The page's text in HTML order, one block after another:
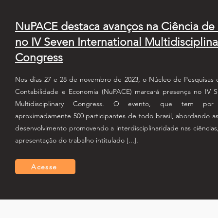
NuPACE destaca avanços na Ciência
no IV Seven International
Congress
Nos dias 27 e 28 de novembro de 2023, o Núcleo de Pesquisas
Contabilidade e Economia (NuPACE) marcará presença no IV
Multidisciplinary Congress. O evento, que tem por
aproximadamente 500 participantes de todo brasil, abordando
desenvolvimento promovendo a interdisciplinaridade nas
apresentação do trabalho intitulado [...].
Acesse